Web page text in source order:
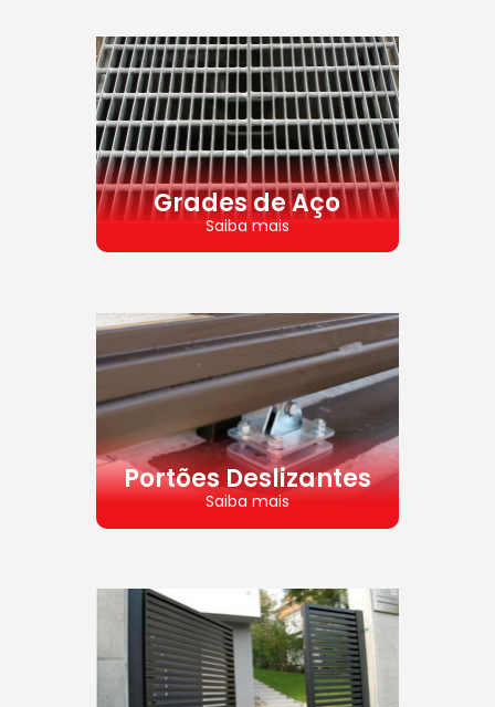
Grades de Aço
Saiba mais
Portões Deslizantes
Saiba mais